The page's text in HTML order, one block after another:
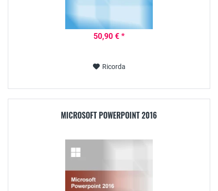
50,90 € *
Ricorda
MICROSOFT POWERPOINT 2016